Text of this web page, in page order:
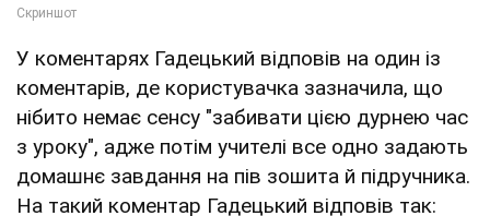
У коментарях Гадецький відповів на один із
коментарів, де користувачка зазначила, що
нібито немає сенсу "забивати цією дурнею час
з уроку", адже потім учителі все одно задають
домашнє завдання на пів зошита й підручника.
На такий коментар Гадецький відповів так: